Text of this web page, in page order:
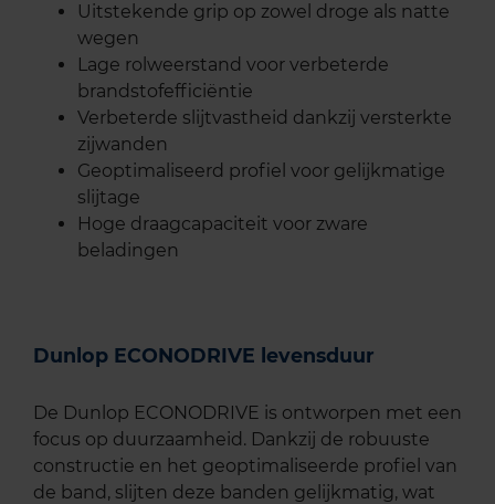
Uitstekende grip op zowel droge als natte
wegen
Lage rolweerstand voor verbeterde
brandstofefficiëntie
Verbeterde slijtvastheid dankzij versterkte
zijwanden
Geoptimaliseerd profiel voor gelijkmatige
slijtage
Hoge draagcapaciteit voor zware
beladingen
Dunlop ECONODRIVE levensduur
De Dunlop ECONODRIVE is ontworpen met een
focus op duurzaamheid. Dankzij de robuuste
constructie en het geoptimaliseerde profiel van
de band, slijten deze banden gelijkmatig, wat